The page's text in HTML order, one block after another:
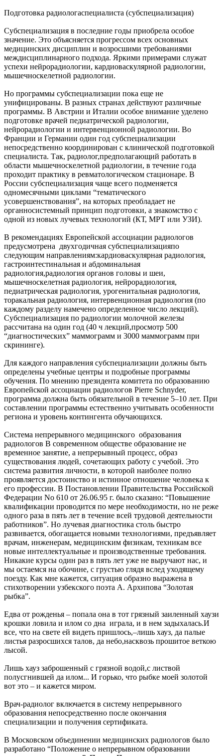
Подготовка радиологаспециалиста (субспециализация)
Субспециализация в последние годы приобрела особое
значение. Это объясняется прогрессом всех основных
медицинских дисциплин и возросшими требованиями
междисциплинарного подхода. Яркими примерами служат
успехи нейрорадиологии, кардиоваскулярной радиологии,
мышечноскелетной радиологии.
Но программы субспециализации пока еще не
унифицированы. В разных странах действуют различные
программы. В Австрии и Италии особое внимание уделено
подготовке врачей педиатрической радиологии,
нейрорадиологии и интервенционной радиологии. Во
Франции и Германии один год субспециализации
непосредственно координирован с клинической подготовкой
специалиста. Так, радиолог,предполагающий работать в
области мышечноскелетной радиологии, в течение года
проходит практику в ревматологическом стационаре. В
России субспециализация чаще всего подменяется
одномесячными циклами “тематического
усовершенствования”, на которых преобладает не
органносистемный принцип подготовки, а знакомство с
одной из новых лучевых технологий (КТ, МРТ или УЗИ).
В рекомендациях Европейской ассоциации радиологов
предусмотрена двухгодичная субспециализацияпо
следующим направлениям:кардиоваскулярная радиология,
гастроинтестинальная и абдоминальная
радиология,радиология органов головы и шеи,
мышечноскелетная радиология, нейрорадиология,
педиатрическая радиология, урогенитальная радиология,
торакальная радиология, интервенционная радиология (по
каждому разделу намечено определенное число лекций).
Субспециализация по радиологии молочной железы
рассчитана на один год (40 ч лекций,просмотр 500
“диагностических” маммограмм и 3000 маммограмм при
скрининге).
Для каждого направления субспециализации должны быть
определены учебные центры и подробные программы
обучения. По мнению президента комитета по образованию
Европейской ассоциации радиологов Pierre Schnyder,
программа должна быть обязательной в течение 5–10 лет. При
составлении программы естественно учитывать особенности
региона и уровень контингента обучающихся.
Система непрерывного медицинского образования
радиологов В современном обществе образование не
временное занятие, а непрерывный процесс, образ
существования людей, сочетающих работу с учебой. Это
система развития личности, в которой наиболее полно
проявляется достоинство и истинное отношение человека к
его профессии. В Постановлении Правительства Российской
Федерации No 610 от 26.06.95 г. было сказано: “Повышение
квалификации проводится по мере необходимости, но не реже
одного раза в пять лет в течение всей трудовой деятельности
работников”. Но лучевая диагностика столь быстро
развивается, обогащается новыми технологиями, предъявляет
врачам, инженерам, медицинским физикам, техникам все
новые интеллектуальные и производственные требования.
Никакие курсы один раз в пять лет уже не выручают нас, и
мы остаемся на обочине, с грустью глядя вслед уходящему
поезду. Как мне кажется, ситуация образно выражена в
стихотворении узбекского поэта А. Архипова “Золотая
рыбка”.
Едва от рожденья – попала она в тот грязный заиленный хаузи
крошки ловила и илом со дна играла, и в нем задыхалась.И
все, что на свете ей видеть пришлось,–лишь хауз, да палые
листья разросшихся талов, да небо,насквозь прошитое веткою
лысой.
Лишь хауз заброшенный с грязной водой,с листвой
полусгнившей да илом... И горько, что рыбке моей золотой
вот это – и кажется миром.
Врач-радиолог включается в систему непрерывного
образования непосредственно после окончания
специализации и получения сертификата.
В Московском объединении медицинских радиологов было
разработано “Положение о непрерывном образовании